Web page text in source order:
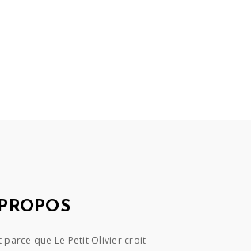
parce que Le Petit Olivier croit